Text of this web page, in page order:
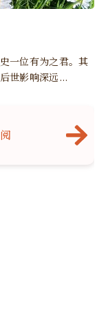
一位有为之君。其
世影响深远...